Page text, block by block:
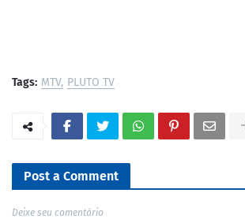
Tags: MTV PLUTO TV
Post a Comment
Deixe seu comentário